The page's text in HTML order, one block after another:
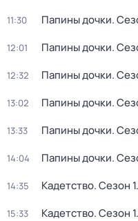
11:30 Папины дочки.
12:01 Папины дочки.
12:32 Папины дочки.
13:02 Папины дочки.
13:33 Папины дочки.
14:04 Папины дочки.
14:35 Кадетство. Сезон 1
15:33 Кадетство. Сезон 1